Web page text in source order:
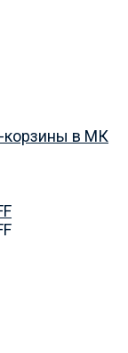
в МК